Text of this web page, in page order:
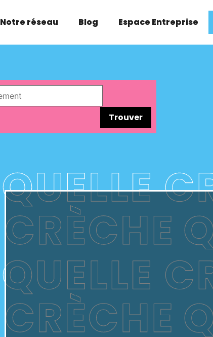
Notre réseau Blog Espace Entreprise
Trouver